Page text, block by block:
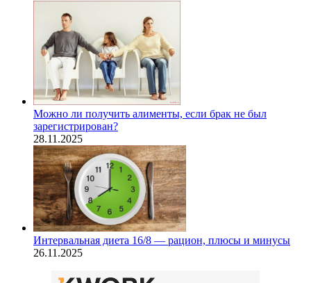
Можно ли получить алименты, если брак не был
зарегистрирован?
28.11.2025
Интервальная диета 16/8 — рацион, плюсы и минусы
26.11.2025